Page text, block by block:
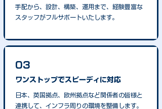
手配から、設計、構築、運用まで、経験豊富な
スタッフがフルサポートいたします。
03
ワンストップでスピーディに対応
日本、英国拠点、欧州拠点など関係者の皆様と
連携して、インフラ周りの環境を整備します。